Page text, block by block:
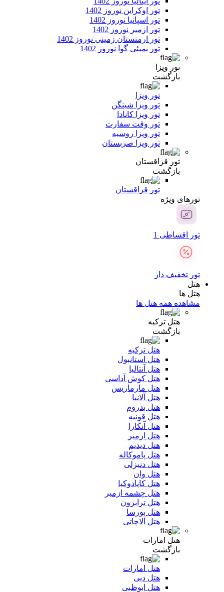
تور اوکراین نوروز 1402
تور اسپانیا نوروز 1402
تور ازمیر نوروز 1402
تور ارمنستان زمینی نوروز 1402
تور بمبئی گوا نوروز 1402
تور ویزا
بازگشت
تور ویزا
تور ویزا شینگن
تور ویزا کانادا
تور وقت سفارت
تور ویزا روسیه
تور ویزا صربستان
تور قزاقستان
بازگشت
تور قزاقستان
تور‌های ویژه
تور اقساطی 1
تور تخفیف دار
هتل
هتل ها
مشاهده همه هتل ها
هتل ترکیه
بازگشت
هتل ترکیه
هتل استانبول
هتل آنتالیا
هتل کوش آداسی
هتل مارماریس
هتل آلانیا
هتل بدروم
هتل قونیه
هتل آنکارا
هتل ازمیر
هتل دیدیم
هتل پاموکاله
هتل دنیزلی
هتل وان
هتل کاپادوکیا
هتل چشمه ازمیر
هتل ترابزون
هتل بورسا
هتل آلاچاتی
هتل امارات
بازگشت
هتل امارات
هتل دبی
هتل ابوظبی